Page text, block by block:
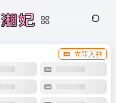
立即入驻